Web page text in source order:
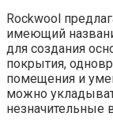
Rockwool
имеющий
для создания
покрытия,
помещения и
можно